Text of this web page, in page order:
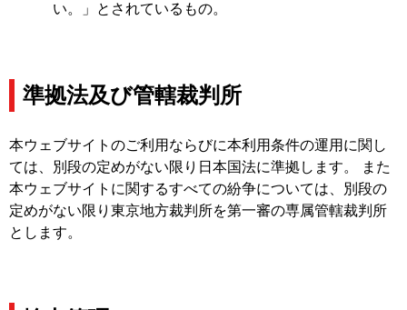
い。」とされているもの。
準拠法及び管轄裁判所
本ウェブサイトのご利用ならびに本利用条件の運用に関し
ては、別段の定めがない限り日本国法に準拠します。 また
本ウェブサイトに関するすべての紛争については、別段の
定めがない限り東京地方裁判所を第一審の専属管轄裁判所
とします。